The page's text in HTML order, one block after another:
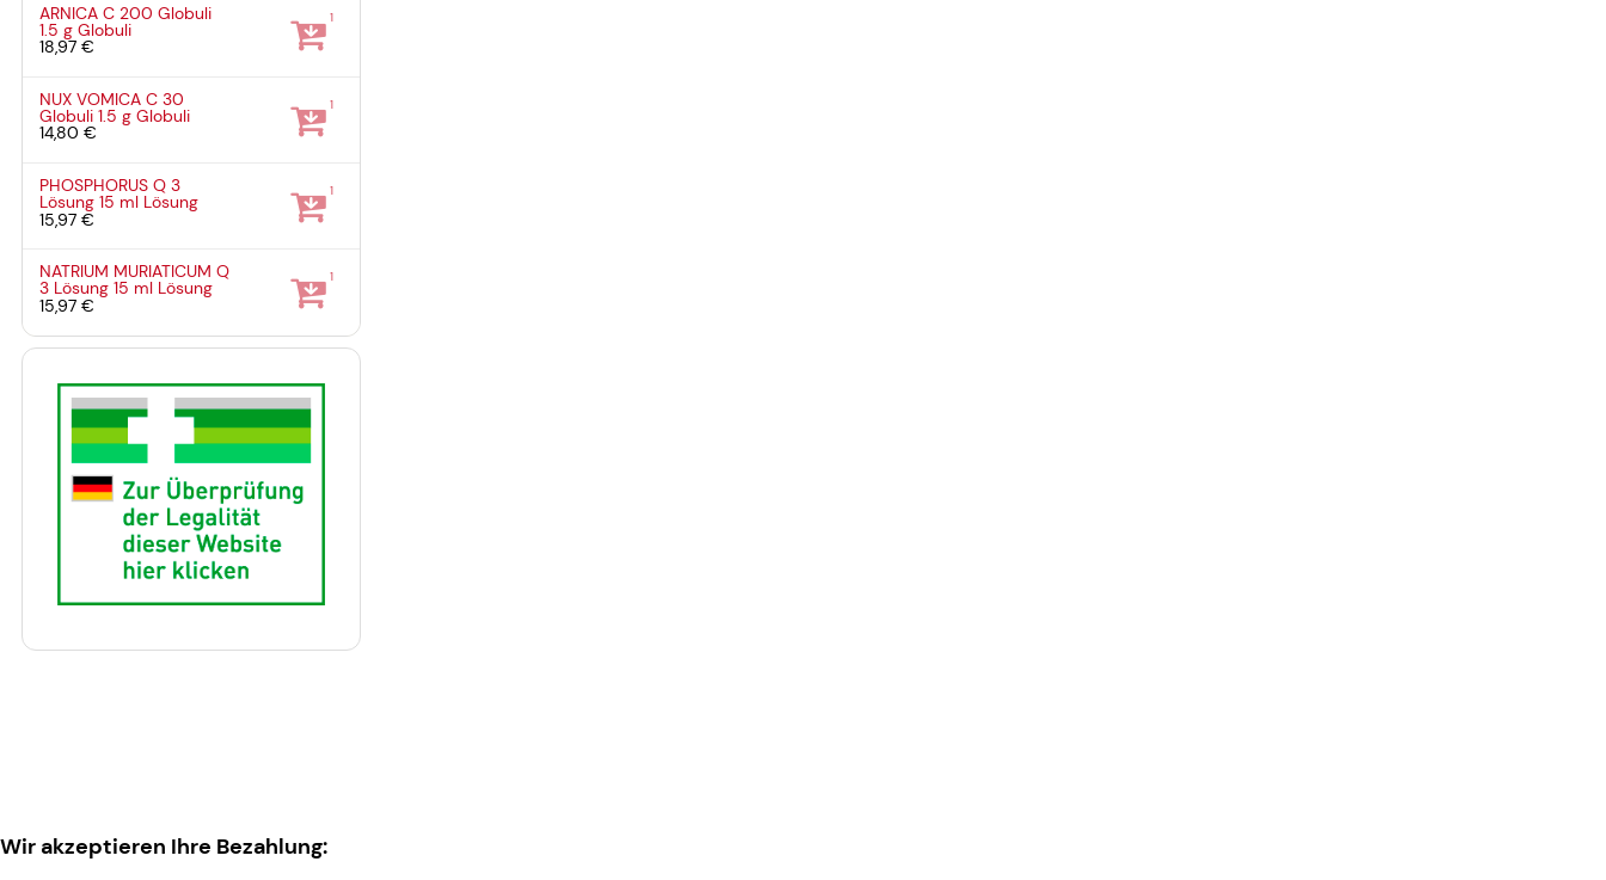
ARNICA C 200 Globuli
1.5 gGlobuli
18,97 €
1
NUX VOMICA C 30
Globuli1.5 gGlobuli
14,80 €
1
PHOSPHORUS Q 3
Lösung15 ml Lösung
15,97 €
1
NATRIUM MURIATICUM Q
3 Lösung15 ml Lösung
15,97 €
1
Wir akzeptieren Ihre Bezahlung: